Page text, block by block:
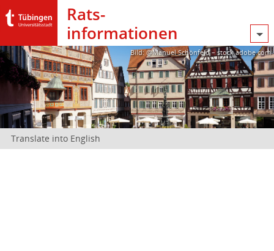
Rats­
informationen
Bild: @Manuel Schönfeld – stock.adobe.com
Translate into English